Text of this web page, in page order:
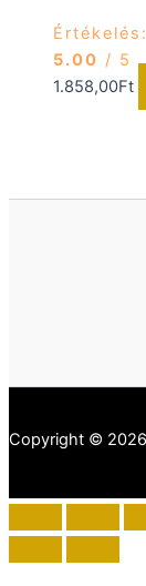
Értékelés:
5.00 / 5
1.858,00Ft
Copyright ©